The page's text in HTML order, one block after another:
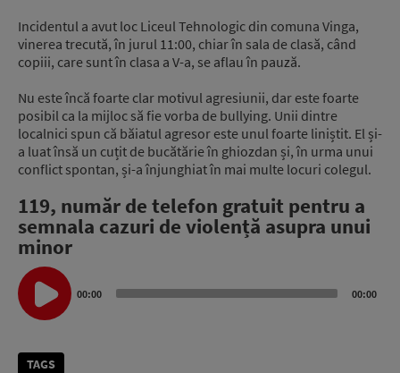
Incidentul a avut loc Liceul Tehnologic din comuna Vinga,
vinerea trecută, în jurul 11:00, chiar în sala de clasă, când
copiii, care sunt în clasa a V-a, se aflau în pauză.
Nu este încă foarte clar motivul agresiunii, dar este foarte
posibil ca la mijloc să fie vorba de bullying. Unii dintre
localnici spun că băiatul agresor este unul foarte liniștit. El și-
a luat însă un cuțit de bucătărie în ghiozdan și, în urma unui
conflict spontan, și-a înjunghiat în mai multe locuri colegul.
119, număr de telefon gratuit pentru a
semnala cazuri de violență asupra unui
minor
Audio
Player
00:00 00:00
TAGS